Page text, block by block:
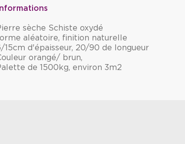
Informations
sèche Schiste oxydé
aléatoire, finition naturelle
15cm d'épaisseur, 20/90 de longueur
orangé/ brun,
de 1500kg, environ 3m2